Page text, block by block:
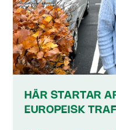
HÄR STARTAR
EUROPEISK